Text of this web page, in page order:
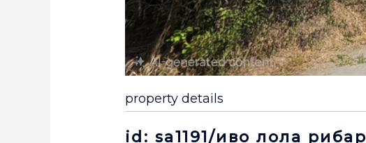
property details
id: sa1191/иво лола рибар